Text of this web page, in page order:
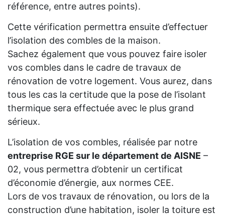
référence, entre autres points).
Cette vérification permettra ensuite d’effectuer
l’isolation des combles de la maison.
Sachez également que vous pouvez faire isoler
vos combles dans le cadre de travaux de
rénovation de votre logement. Vous aurez, dans
tous les cas la certitude que la pose de l’isolant
thermique sera effectuée avec le plus grand
sérieux.
L’isolation de vos combles, réalisée par notre
entreprise RGE sur le département de AISNE –
02, vous permettra d’obtenir un certificat
d’économie d’énergie, aux normes CEE.
Lors de vos travaux de rénovation, ou lors de la
construction d’une habitation, isoler la toiture est